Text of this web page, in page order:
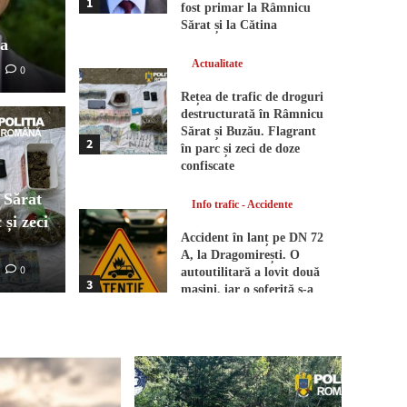
de droguri
Râmnicu Sărat și
în parc și zeci de
0
0
zeci
0
fost primar la Râmnicu
Sărat și la Cătina
2
Actualitate
Rețea de trafic de droguri
destructurată în Râmnicu
Sărat și Buzău. Flagrant
în parc și zeci de doze
confiscate
3
Info trafic - Accidente
Accident în lanț pe DN 72
A, la Dragomirești. O
autoutilitară a lovit două
mașini, iar o șoferiță s-a
Impact între două
autoturisme pe o stradă